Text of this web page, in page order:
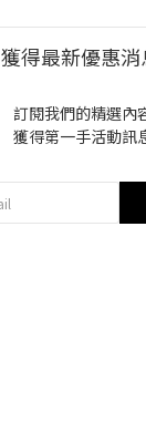
獲得最新優惠消
訂閱我們的精選內
獲得第一手活動訊